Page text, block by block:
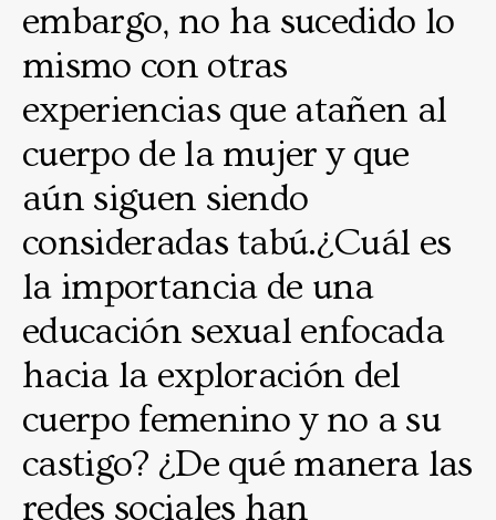
embargo, no ha sucedido lo
mismo con otras
experiencias que atañen al
cuerpo de la mujer y que
aún siguen siendo
consideradas tabú.¿Cuál es
la importancia de una
educación sexual enfocada
hacia la exploración del
cuerpo femenino y no a su
castigo? ¿De qué manera las
redes sociales han